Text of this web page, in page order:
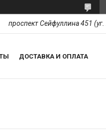
проспект Сейфуллина 451
ДОСТАВКА И ОПЛАТА